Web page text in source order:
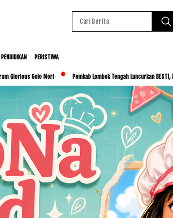
PENDIDIKAN PERISTIWA
Pemkab Lombok Tengah Luncurkan BESTI, Libatkan Ribuan